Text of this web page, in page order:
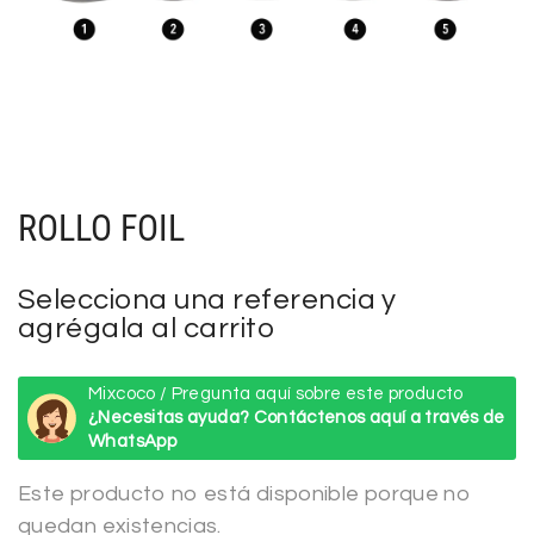
ROLLO FOIL
Selecciona una referencia y
agrégala al carrito
Mixcoco / Pregunta aquí sobre este producto
¿Necesitas ayuda? Contáctenos aquí a través de
WhatsApp
Este producto no está disponible porque no
quedan existencias.